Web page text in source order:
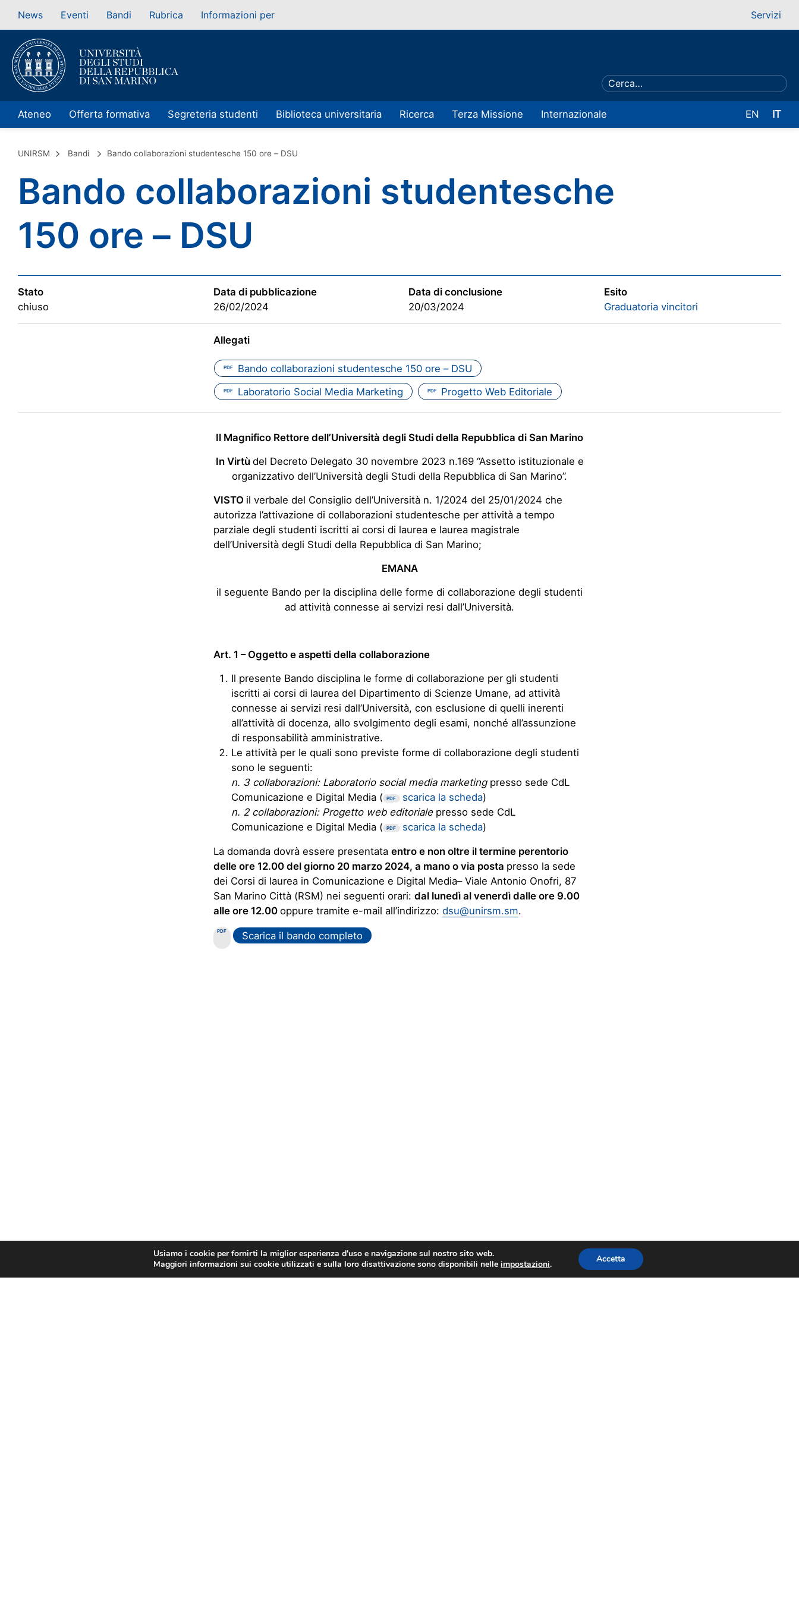
News Eventi Bandi Rubrica Informazioni per Servizi
Ateneo Offerta formativa Segreteria studenti Biblioteca universitaria Ricerca Terza Missione Internazionale EN IT
UNIRSM Bandi Bando collaborazioni studentesche 150 ore – DSU
Bando collaborazioni studentesche
150 ore – DSU
Stato
chiuso
Data di pubblicazione
26/02/2024
Data di conclusione
20/03/2024
Esito
Graduatoria vincitori
Allegati
PDF Bando collaborazioni studentesche 150 ore – DSU
PDF Laboratorio Social Media Marketing PDF Progetto Web Editoriale
Il Magnifico Rettore dell’Università degli Studi della Repubblica di San Marino
In Virtù del Decreto Delegato 30 novembre 2023 n.169 “Assetto istituzionale e
organizzativo dell’Università degli Studi della Repubblica di San Marino”.
VISTO il verbale del Consiglio dell’Università n. 1/2024 del 25/01/2024 che
autorizza l’attivazione di collaborazioni studentesche per attività a tempo
parziale degli studenti iscritti ai corsi di laurea e laurea magistrale
dell’Università degli Studi della Repubblica di San Marino;
EMANA
il seguente Bando per la disciplina delle forme di collaborazione degli studenti
ad attività connesse ai servizi resi dall’Università.
Art. 1 – Oggetto e aspetti della collaborazione
Il presente Bando disciplina le forme di collaborazione per gli studenti
iscritti ai corsi di laurea del Dipartimento di Scienze Umane, ad attività
connesse ai servizi resi dall’Università, con esclusione di quelli inerenti
all’attività di docenza, allo svolgimento degli esami, nonché all’assunzione
di responsabilità amministrative.
Le attività per le quali sono previste forme di collaborazione degli studenti
sono le seguenti:
n. 3 collaborazioni: Laboratorio social media marketing presso sede CdL
Comunicazione e Digital Media (
PDF scarica la scheda)
n. 2 collaborazioni: Progetto web editoriale presso sede CdL
Comunicazione e Digital Media (
PDF scarica la scheda)
La domanda dovrà essere presentata entro e non oltre il termine perentorio
delle ore 12.00 del giorno 20 marzo 2024, a mano o via posta presso la sede
dei Corsi di laurea in Comunicazione e Digital Media– Viale Antonio Onofri, 87
San Marino Città (RSM) nei seguenti orari: dal lunedì al venerdì dalle ore 9.00
alle ore 12.00 oppure tramite e-mail all’indirizzo: dsu@unirsm.sm.
PDF Scarica il bando completo
Usiamo i cookie per fornirti la miglior esperienza d'uso e navigazione sul nostro sito web.
Maggiori informazioni sui cookie utilizzati e sulla loro disattivazione sono disponibili nelleimpostazioni. Accetta